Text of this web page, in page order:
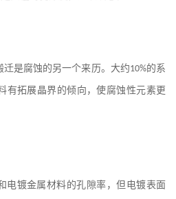
迁是腐蚀的另一个来历。大约10%的系
有拓展晶界的倾向，使腐蚀性元素更
电镀金属材料 的孔隙率，但电镀表面